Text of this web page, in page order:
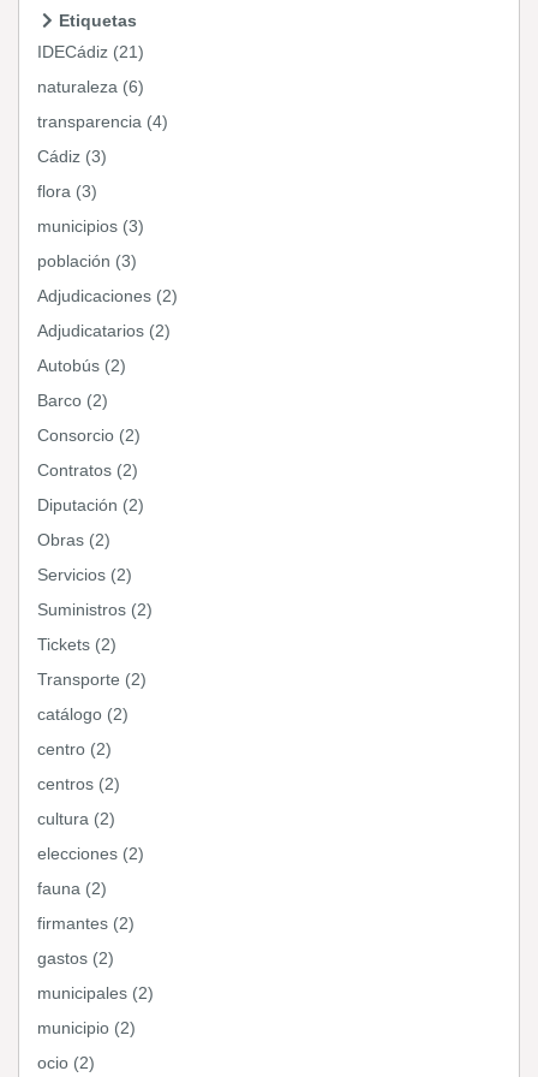
Etiquetas
IDECádiz (21)
naturaleza (6)
transparencia (4)
Cádiz (3)
flora (3)
municipios (3)
población (3)
Adjudicaciones (2)
Adjudicatarios (2)
Autobús (2)
Barco (2)
Consorcio (2)
Contratos (2)
Diputación (2)
Obras (2)
Servicios (2)
Suministros (2)
Tickets (2)
Transporte (2)
catálogo (2)
centro (2)
centros (2)
cultura (2)
elecciones (2)
fauna (2)
firmantes (2)
gastos (2)
municipales (2)
municipio (2)
ocio (2)